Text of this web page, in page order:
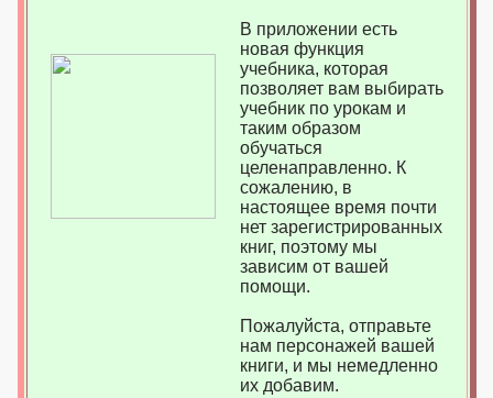
В приложении есть
новая функция
учебника, которая
позволяет вам выбирать
учебник по урокам и
таким образом
обучаться
целенаправленно. К
сожалению, в
настоящее время почти
нет зарегистрированных
книг, поэтому мы
зависим от вашей
помощи.
Пожалуйста, отправьте
нам персонажей вашей
книги, и мы немедленно
их добавим.